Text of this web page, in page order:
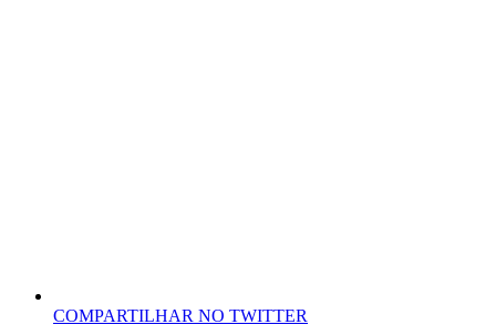
COMPARTILHAR NO TWITTER